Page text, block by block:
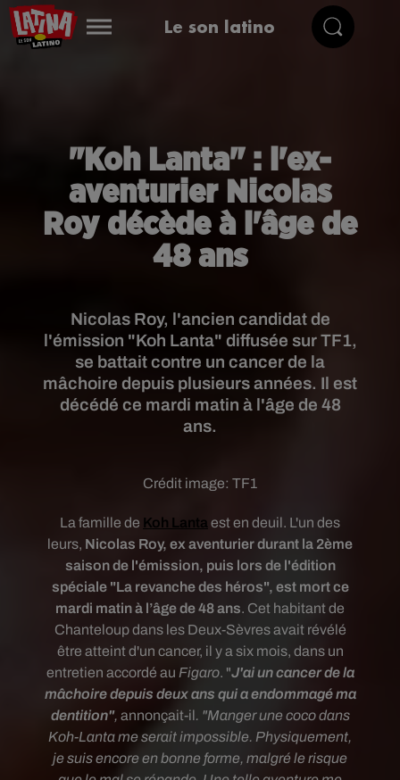
Le son latino
"Koh Lanta" : l'ex-
aventurier Nicolas
Roy décède à l'âge de
48 ans
Nicolas Roy, l'ancien candidat de
l'émission "Koh Lanta" diffusée sur TF1,
se battait contre un cancer de la
mâchoire depuis plusieurs années. Il est
décédé ce mardi matin à l'âge de 48
ans.
Crédit image: TF1
La famille de Koh Lanta est en deuil. L'un des
leurs, Nicolas Roy, ex aventurier durant la 2ème
saison de l'émission, puis lors de l'édition
spéciale "La revanche des héros", est mort ce
mardi matinà l’âge de 48 ans. Cet habitant de
Chanteloup dans les Deux-Sèvres avait révélé
être atteint d'un cancer, il y a six mois, dans un
entretien accordé au Figaro. "J'ai un cancer de la
mâchoire depuis deux ans qui a endommagé ma
dentition", annonçait-il. "Manger une coco dans
Koh-Lanta me serait impossible. Physiquement,
je suis encore en bonne forme, malgré le risque